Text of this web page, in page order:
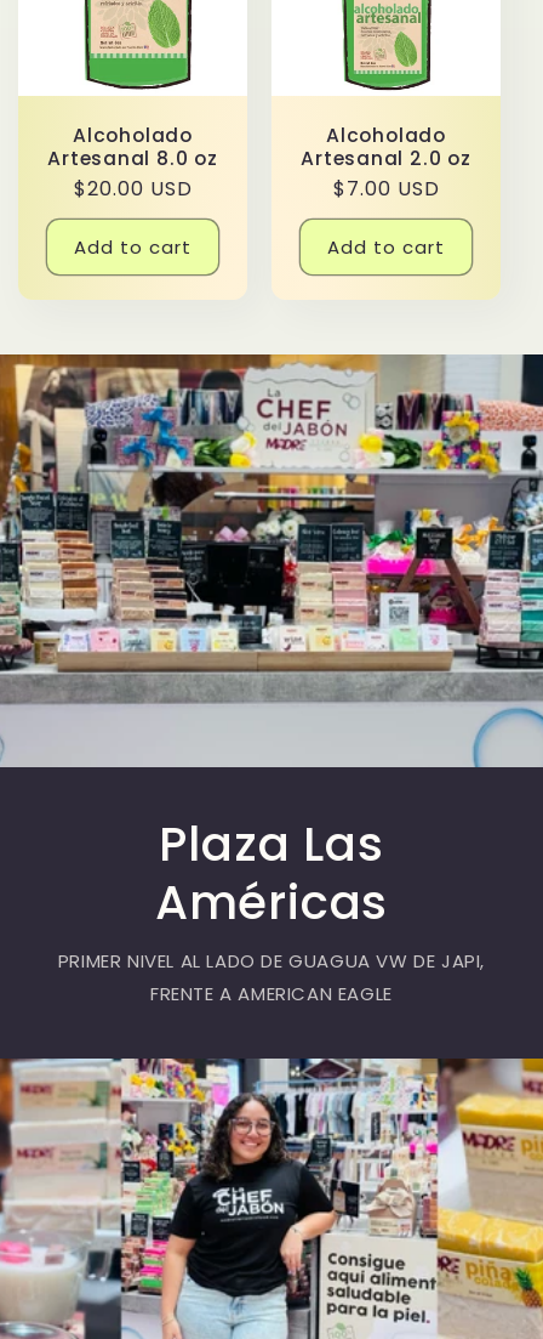
Alcoholado
Artesanal 8.0 oz
Regular
price
$20.00 USD
Add to cart
Alcoholado
Artesanal 2.0 oz
Regular
price
$7.00 USD
Add to cart
Plaza Las
Américas
PRIMER NIVEL AL LADO DE GUAGUA VW DE JAPI,
FRENTE A AMERICAN EAGLE